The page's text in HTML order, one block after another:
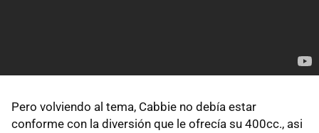
Pero volviendo al tema, Cabbie no debía estar
conforme con la diversión que le ofrecía su 400cc., asi